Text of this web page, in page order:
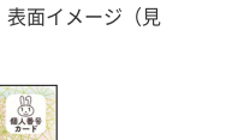
表面イメージ（見